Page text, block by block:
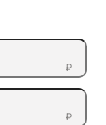
₽
₽